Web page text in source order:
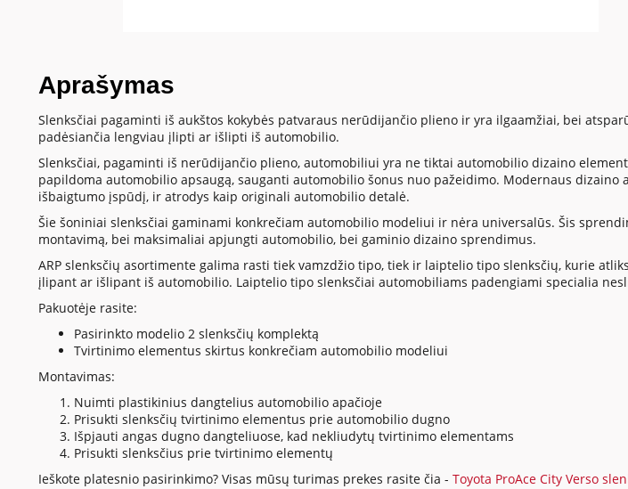
Aprašymas
Slenksčiai pagaminti iš aukštos kokybės patvaraus nerūdijančio plieno ir yra ilgaamžiai, bei
padėsiančia lengviau įlipti ar išlipti iš automobilio.
Slenksčiai, pagaminti iš nerūdijančio plieno, automobiliui yra ne tiktai automobilio dizaino
papildoma automobilio apsaugą, sauganti automobilio šonus nuo pažeidimo. Modernaus
išbaigtumo įspūdį, ir atrodys kaip originali automobilio detalė.
Šie šoniniai slenksčiai gaminami konkrečiam automobilio modeliui ir nėra universalūs. Šis
montavimą, bei maksimaliai apjungti automobilio, bei gaminio dizaino sprendimus.
ARP slenksčių asortimente galima rasti tiek vamzdžio tipo, tiek ir laiptelio tipo slenksčių, kurie
įlipant ar išlipant iš automobilio. Laiptelio tipo slenksčiai automobiliams padengiami specialia
Pakuotėje rasite:
Pasirinkto modelio 2 slenksčių komplektą
Tvirtinimo elementus skirtus konkrečiam automobilio modeliui
Montavimas:
Nuimti plastikinius dangtelius automobilio apačioje
Prisukti slenksčių tvirtinimo elementus prie automobilio dugno
Išpjauti angas dugno dangteliuose, kad nekliudytų tvirtinimo elementams
Prisukti slenksčius prie tvirtinimo elementų
Ieškote platesnio pasirinkimo? Visas mūsų turimas prekes rasite čia - Toyota ProAce City Verso